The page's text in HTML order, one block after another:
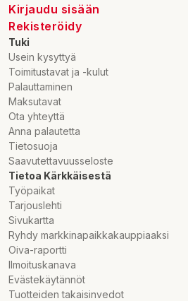
Kirjaudu sisään
Rekisteröidy
Tuki
Usein kysyttyä
Toimitustavat ja -kulut
Palauttaminen
Maksutavat
Ota yhteyttä
Anna palautetta
Tietosuoja
Saavutettavuusseloste
Tietoa Kärkkäisestä
Työpaikat
Tarjouslehti
Sivukartta
Ryhdy markkinapaikkakauppiaaksi
Oiva-raportti
Ilmoituskanava
Evästekäytännöt
Tuotteiden takaisinvedot